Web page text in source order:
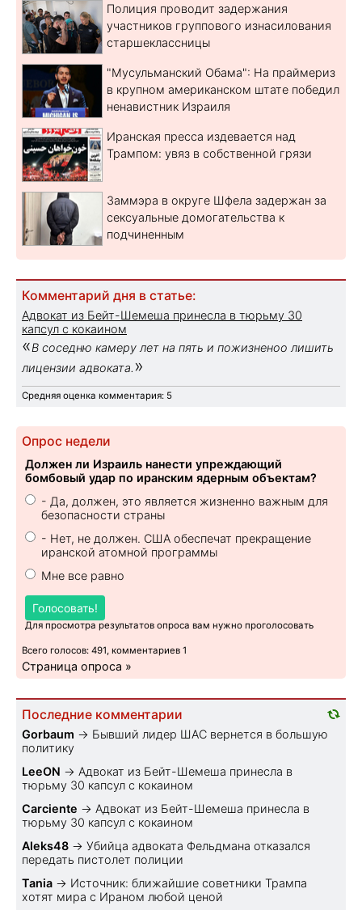
Полиция проводит задержания
участников группового изнасилования
старшеклассницы
"Мусульманский Обама": На праймериз
в крупном американском штате победил
ненавистник Израиля
Иранская пресса издевается над
Трампом: увяз в собственной грязи
Заммэра в округе Шфела задержан за
сексуальные домогательства к
подчиненным
Комментарий дня в статье:
Адвокат из Бейт-Шемеша принесла в тюрьму 30
капсул с кокаином
«В соседню камеру лет на пять и пожизненоо лишить
лицензии адвоката. »
Средняя оценка комментария: 5
Опрос недели
Должен ли Израиль нанести упреждающий
бомбовый удар по иранским ядерным объектам?
- Да, должен, это является жизненно важным для
безопасности страны
- Нет, не должен. США обеспечат прекращение
иранской атомной программы
Мне все равно
Голосовать!
Для просмотра результатов опроса вам нужно проголосовать
Всего голосов: 491, комментариев 1
Страница опроса »
Последние комментарии
Gorbaum → Бывший лидер ШАС вернется в большую
политику
LeeON → Адвокат из Бейт-Шемеша принесла в
тюрьму 30 капсул с кокаином
Carciente → Адвокат из Бейт-Шемеша принесла в
тюрьму 30 капсул с кокаином
Aleks48 → Убийца адвоката Фельдмана отказался
передать пистолет полиции
Tania → Источник: ближайшие советники Трампа
хотят мира с Ираном любой ценой